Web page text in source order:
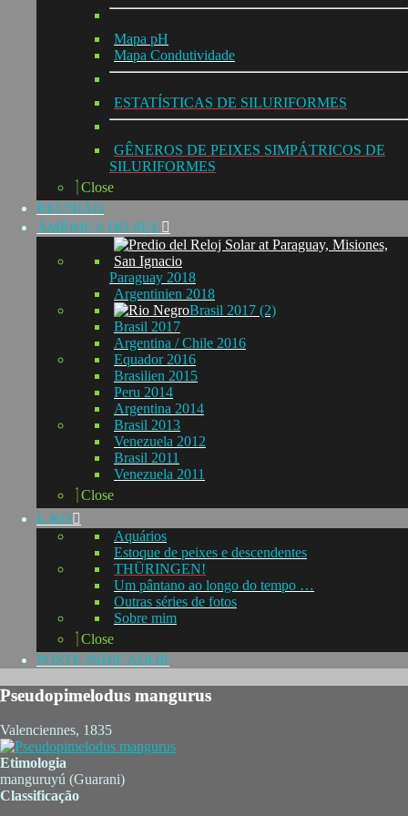
Mapa pH
Mapa Condutividade
ESTATÍSTICAS DE SILURIFORMES
GÊNEROS DE PEIXES SIMPÁTRICOS DE
SILURIFORMES
Close
REUNIÃO
ÁMÉRICA DO SUL
Paraguay 2018
Argentinien 2018
Brasil 2017 (2)
Brasil 2017
Argentina / Chile 2016
Equador 2016
Brasilien 2015
Peru 2014
Argentina 2014
Brasil 2013
Venezuela 2012
Brasil 2011
Venezuela 2011
Close
L-KO
Aquários
Estoque de peixes e descendentes
THÜRINGEN!
Um pântano ao longo do tempo …
Outras séries de fotos
Sobre mim
Close
POSTE INDICADOR
Pseudopimelodus mangurus
Valenciennes, 1835
Etimologia
manguruyú (Guarani)
Classificação